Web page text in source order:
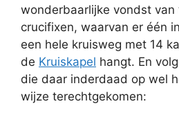
wonderbaarlijke vondst
crucifixen, waarvan er één
een hele kruisweg met 14
de Kruiskapel hangt. En
die daar inderdaad op wel
wijze terechtgekomen: